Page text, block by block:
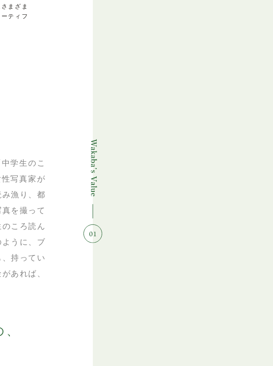
まざま
ティフ
学生のこ
写真家が
漁り、都
を撮って
ころ読ん
うに、ブ
持ってい
あれば、